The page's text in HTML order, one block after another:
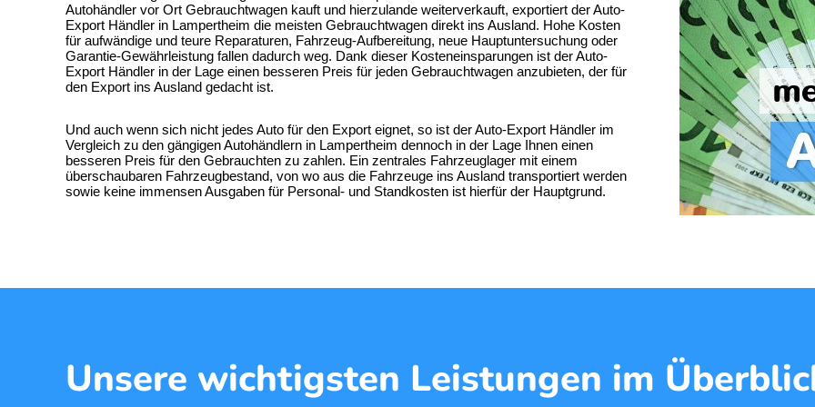
Autohändler vor Ort Gebrauchtwagen kauft und hierzulande weiterverkauft, exportiert derAuto-
Export Händler in Lampertheim die meisten Gebrauchtwagen direkt ins Ausland. Hohe Kosten
für aufwändige und teure Reparaturen, Fahrzeug-Aufbereitung, neue Hauptuntersuchung oder
Garantie-Gewährleistung fallen dadurch weg. Dank dieser Kosteneinsparungen ist der Auto-
Export Händler in der Lage einen besseren Preis für jeden Gebrauchtwagen anzubieten, der für
den Export ins Ausland gedacht ist.
Und auch wenn sich nicht jedes Auto für den Export eignet, so ist der Auto-Export Händler im
Vergleich zu den gängigen Autohändlern in Lampertheim dennoch in der Lage Ihnen einen
besseren Preis für den Gebrauchten zu zahlen. Ein zentrales Fahrzeuglager mit einem
überschaubaren Fahrzeugbestand, von wo aus die Fahrzeuge ins Ausland transportiert werden
sowie keine immensen Ausgaben für Personal- und Standkosten ist hierfür der Hauptgrund.
Unsere wichtigsten Leistungen im